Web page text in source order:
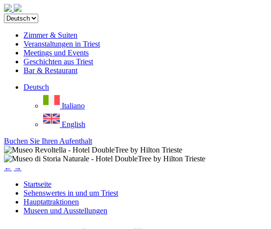
Zimmer & Suiten
Veranstaltungen in Triest
Meetings und Events
Geschichten aus Triest
Bar & Restaurant
Deutsch
Italiano
English
Buchen Sie Ihren Aufenthalt
← →
Startseite
Sehenswertes in und um Triest
Hauptattraktionen
Museen und Ausstellungen